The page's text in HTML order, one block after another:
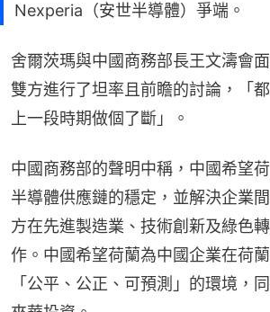
Nexperia（安世半導體）爭端。
舍爾茨瑪與中國商務部長王文濤會
雙方進行了坦率且前瞻的討論，「
上一段時期做個了斷」。
中國商務部的聲明中稱，中國希望
半導體供應鏈的穩定，並解決企業
方在先進製造業、技術創新及綠色
作。中國希望荷蘭為中國企業在荷
「公平、公正、可預測」的環境，